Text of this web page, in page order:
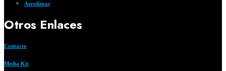
Aerolíneas
Otros Enlaces
Contacto
Media Kit